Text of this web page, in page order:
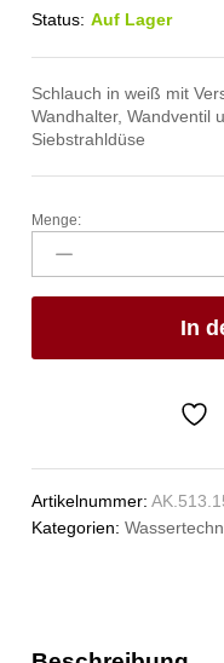
Status: Auf Lager
Schlauch in weiß mit
Wandhalter, Wandventil
Siebstrahldüse
spa
Kneipp'sche
Garnitur
1/2"
27mm
Menge:
In
Artikelnummer:
Kategorien: